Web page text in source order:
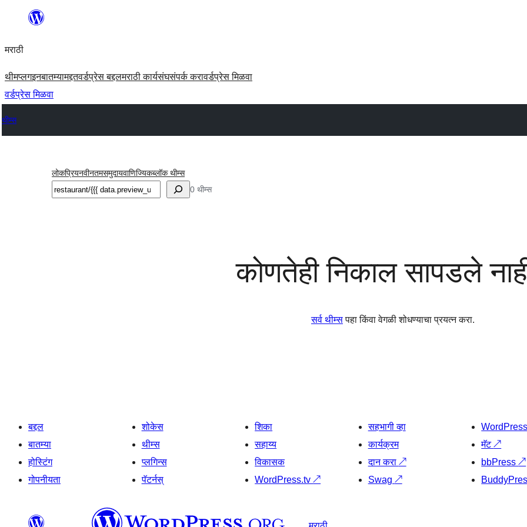
सामुग्रीवर
मराठी
थीमप्लगइनबातम्यामद्दतवर्डप्रेस बद्दलमराठी कार्यसंघसंपर्क करावर्डप्रेस मिळवा
वर्डप्रेस मिळवा
थीम्स
लोकप्रियनवीनतमसमुदायवाणिज्यिकब्लॉक थीम्स
शोधा 0 थीम्स
कोणतेही निकाल सापडले
सर्व थीम्सपहा किंवा वेगळी शोधण्याचा प्रयत्न करा.
बद्दल
बातम्या
होस्टिंग
गोपनीयता
शोकेस
थीम्स
प्लगिन्स
पॅटर्नस्
शिका
सहाय्य
विकासक
WordPress.tv↗
सहभागी व्हा
कार्यक्रम
दान करा ↗
Swag ↗
मॅट↗
bbPress↗